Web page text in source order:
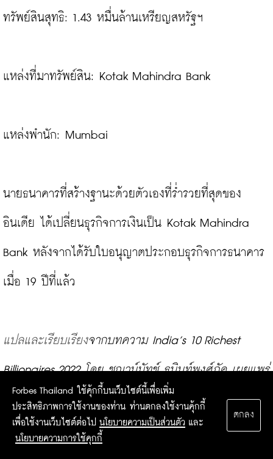
ทรัพย์สินสุทธิ: 1.43 หมื่นล้านเหรียญสหรัฐฯ
แหล่งที่มาทรัพย์สิน: Kotak Mahindra Bank
แหล่งพำนัก: Mumbai
นายธนาคารที่สร้างฐานะด้วยตัวเองที่ร่ำรวยที่สุดของ
อินเดีย ได้เปลี่ยนธุรกิจการเงินเป็น Kotak Mahindra
Bank หลังจากได้รับใบอนุญาตประกอบธุรกิจการธนาคาร
เมื่อ 19 ปีที่แล้ว
แปลและเรียบเรียงจากบทความ India’s 10 Richest
Billionaires 2022 โดย ชญาน์นัทช์ ธนินท์พงศ์ภัค เผยแพร่
บน Forbes.com
Forbes Thailand ใช้คุ้กกี้บนเว็บไซต์นี้เพื่อเพิ่ม
ประสิทธิภาพการใช้งานของท่าน ท่านตกลงใช้งานคุ้กกี้
เพื่อใช้งานเว็บไซต์ต่อไป นโยบายความเป็นส่วนตัว และ
นโยบายความการใช้คุกกี้
ตกลง